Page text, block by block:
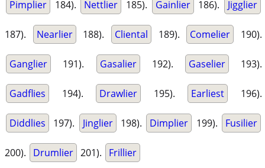
Pimplier 184). Nettlier 185). Gainlier 186). Jigglier
187). Nearlier 188). Cliental 189). Comelier 190).
Ganglier 191). Gasalier 192). Gaselier 193).
Gadflies 194). Drawlier 195). Earliest 196).
Diddlies 197). Jinglier 198). Dimplier 199). Fusilier
200). Drumlier 201). Frillier